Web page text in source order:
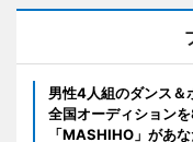
男性4人組のダンス
全国オーディション
「MASHIHO」があ